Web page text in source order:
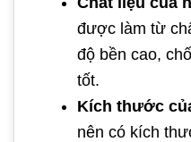
được làm từ
độ bền cao,
tốt.
Kích thước
nên có kích